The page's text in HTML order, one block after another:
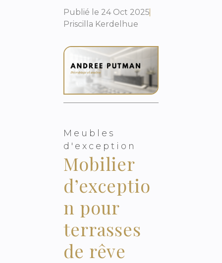
Publié le 24 Oct 2025
Priscilla Kerdelhue
Meubles
d'exception
Mobilier
d’exceptio
n pour
terrasses
de rêve